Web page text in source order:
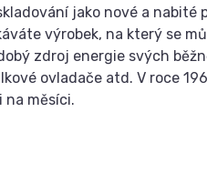
jako nové a nabité
výrobek, na který se
zdroj energie svých
ovladače atd. V roce
na měsíci.